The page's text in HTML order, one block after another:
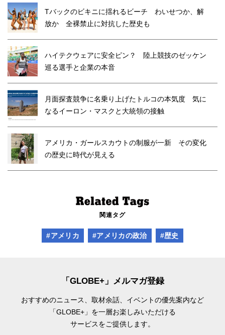
Tバックのビキニに揺れるビーチ わいせつか、解
放か 全裸禁止に対抗した歴史も
ハイテクウェアに安全ピン？ 陸上競技のゼッケン
巡る選手と企業の本音
月面探査競争に名乗り上げたトルコの本気度 気に
なるイーロン・マスクと大統領の接触
アメリカ・ガールスカウトの制服が一新 その変化
の歴史に時代が見える
関連タグ
#アメリカ #アメリカの政治 #歴史
「GLOBE+」メルマガ登録
おすすめのニュース、取材余話、 イベントの優先案内など
「GLOBE+」を一層お楽しみいただける
サービスをご提供します。